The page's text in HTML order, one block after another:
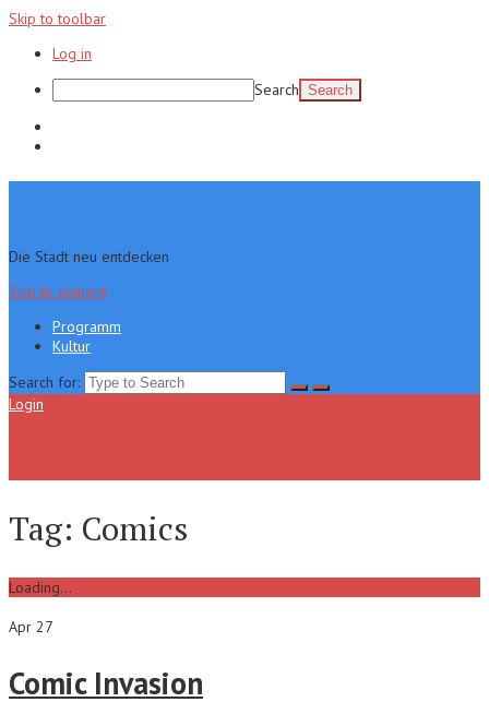
Skip to toolbar
Log in
Search
Die Stadt neu entdecken
Skip to content
Programm
Kultur
Search for:
Login
Tag: Comics
Loading...
Apr 27
Comic Invasion